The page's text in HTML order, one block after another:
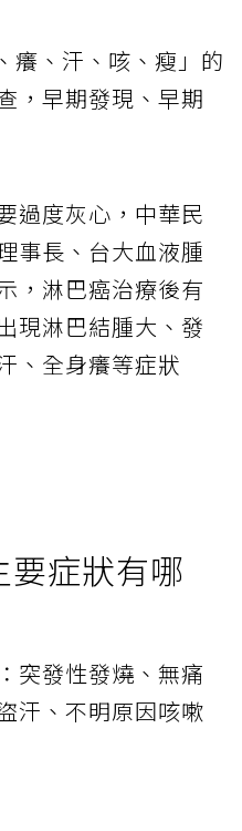
癢、汗、咳、瘦」的
，早期發現、早期
過度灰心，中華民
事長、台大血液腫
，淋巴癌治療後有
現淋巴結腫大、發
、全身癢等症狀
要症狀有哪
突發性發燒、無痛
汗、不明原因咳嗽